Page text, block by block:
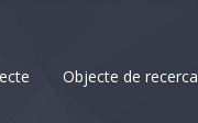
Objecte de recerca